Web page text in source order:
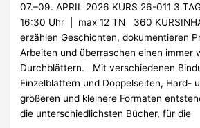
07.–09. APRIL 2026 KURS 26-011 3
16:30 Uhr | max 12 TN 360
erzählen Geschichten, dokumentieren
Arbeiten und überraschen einen immer
Durchblättern. Mit verschiedenen
Einzelblättern und Doppelseiten, Hard-
größeren und kleinere Formaten
die unterschiedlichsten Bücher, für die